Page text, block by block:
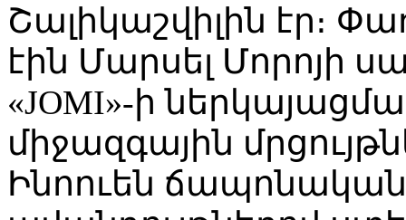
Շալիկաշվիլին էր։
էին Մարսել Մորոյի
«JOMI»-ի
միջազգային
Ինոուեն